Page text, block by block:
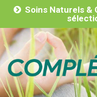
Soins Naturels &